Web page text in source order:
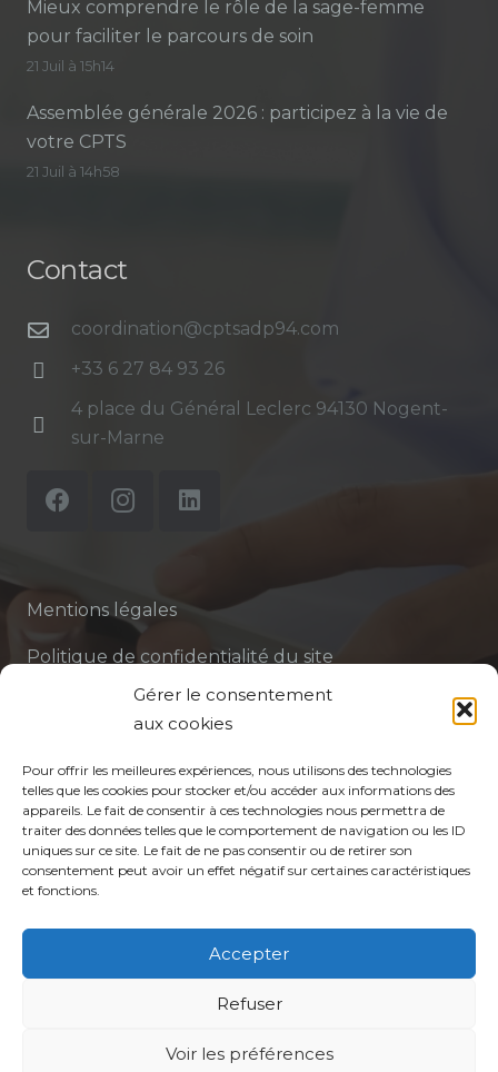
Gérer le consentement
aux cookies
Pour offrir les meilleures expériences, nous utilisons des technologies
telles que les cookies pour stocker et/ou accéder aux informations des
appareils. Le fait de consentir à ces technologies nous permettra de
traiter des données telles que le comportement de navigation ou les ID
uniques sur ce site. Le fait de ne pas consentir ou de retirer son
consentement peut avoir un effet négatif sur certaines caractéristiques
et fonctions.
Accepter
Refuser
Voir les préférences
Mieux comprendre le rôle de la sage-femme
pour faciliter le parcours de soin
21 Juil à 15h14
Assemblée générale 2026 : participez à la vie de
votre CPTS
21 Juil à 14h58
Contact
coordination@cptsadp94.com
+33 6 27 84 93 26
4 place du Général Leclerc 94130 Nogent-
sur-Marne
Mentions légales
Politique de confidentialité du site
Politique de protection des données de la CPTS
Votre CPTS
Professionnels de santé